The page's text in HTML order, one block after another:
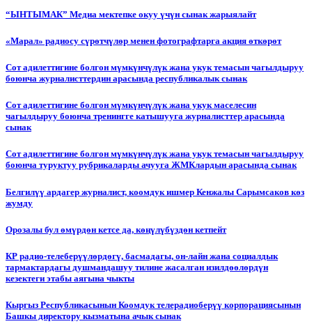
“ЫНТЫМАК” Медиа мектепке окуу үчүн сынак жарыялайт
«Марал» радиосу сүрөтчүлөр менен фотографтарга акция өткөрөт
Сот адилеттигине болгон мүмкүнчүлүк жана укук темасын чагылдыруу
боюнча журналисттердин арасында республикалык сынак
Сот адилеттигине болгон мүмкүнчүлүк жана укук маселесин
чагылдыруу боюнча тренингге катышууга журналисттер арасында
сынак
Сот адилеттигине болгон мүмкүнчүлүк жана укук темасын чагылдыруу
боюнча туруктуу рубрикаларды ачууга ЖМКлардын арасында сынак
Белгилүү ардагер журналист, коомдук ишмер Кенжалы Сарымсаков көз
жумду
Орозалы бул өмүрдөн кетсе да, көңүлүбүздөн кетпейт
КР радио-телеберүүлөрдөгү, басмадагы, он-лайн жана социалдык
тармактардагы душмандашуу тилине жасалган изилдөөлөрдүн
кезектеги этабы аягына чыкты
Кыргыз Республикасынын Коомдук телерадиоберүү корпорациясынын
Башкы директору кызматына ачык сынак